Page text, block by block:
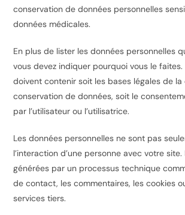
conservation de données personnelles
données médicales.
En plus de lister les données personnelles
vous devez indiquer pourquoi vous le
doivent contenir soit les bases légales de
conservation de données, soit le
par l’utilisateur ou l’utilisatrice.
Les données personnelles ne sont pas
l’interaction d’une personne avec votre site.
générées par un processus technique
de contact, les commentaires, les cookies
services tiers.